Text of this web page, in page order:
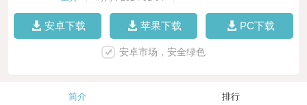
安卓下载 苹果下载 PC下载
安卓市场，安全绿色
简介 排行